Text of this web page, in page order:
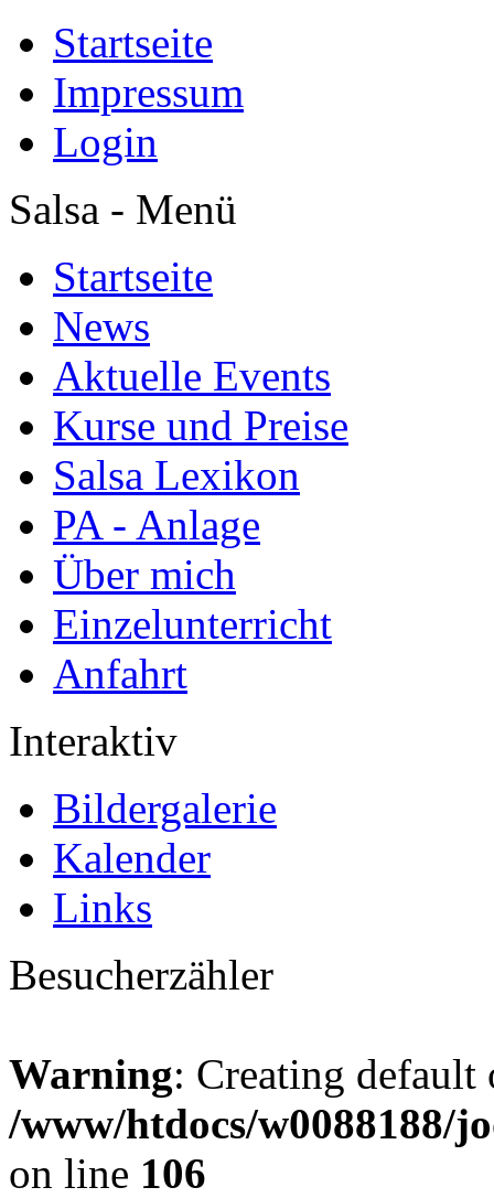
Startseite
Impressum
Login
Salsa - Menü
Startseite
News
Aktuelle Events
Kurse und Preise
Salsa Lexikon
PA - Anlage
Über mich
Einzelunterricht
Anfahrt
Interaktiv
Bildergalerie
Kalender
Links
Besucherzähler
Warning: Creating
/www/htdocs/w0088188/
on line 106